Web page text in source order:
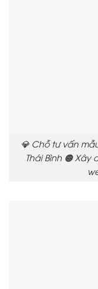
💎 Chỗ tư vấn
Thái Bình 🟠